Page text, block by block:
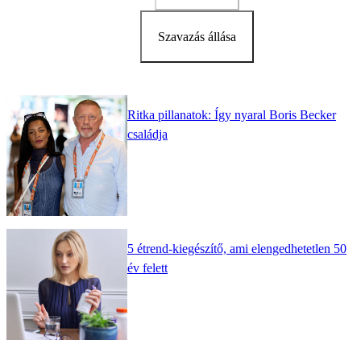
Szavazás állása
Ritka pillanatok: Így nyaral Boris Becker
családja
5 étrend-kiegészítő, ami elengedhetetlen 50
év felett